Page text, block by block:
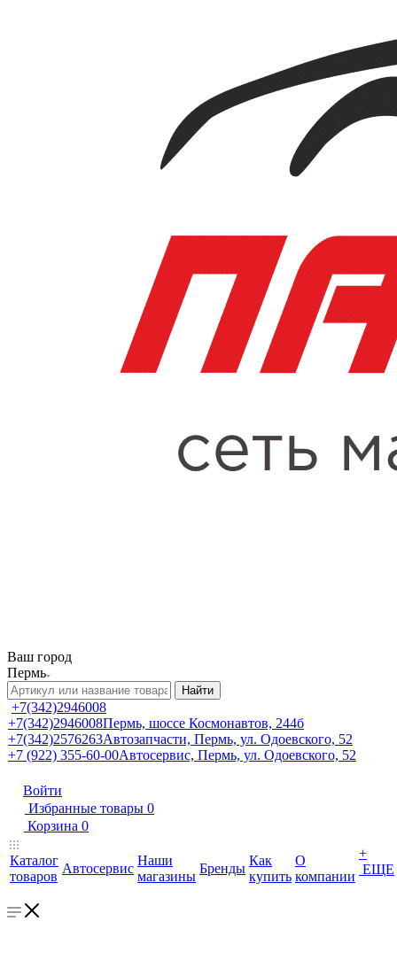
Ваш город
Пермь
Найти
+7(342)2946008
+7(342)2946008Пермь, шоссе Космонавтов, 244б
+7(342)2576263Автозапчасти, Пермь, ул. Одоевского, 52
+7 (922) 355-60-00Автосервис, Пермь, ул. Одоевского, 52
Войти
Избранные товары 0
Корзина 0
Каталог
товаров
Автосервис
Наши
магазины
Бренды
Как
купить
О
компании
+
ЕЩЕ